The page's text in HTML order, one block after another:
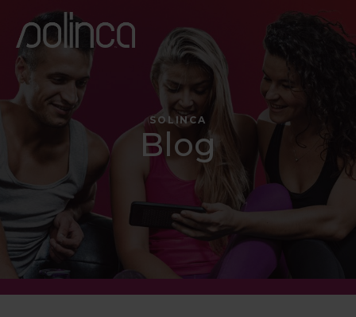
SOLINCA
Blog